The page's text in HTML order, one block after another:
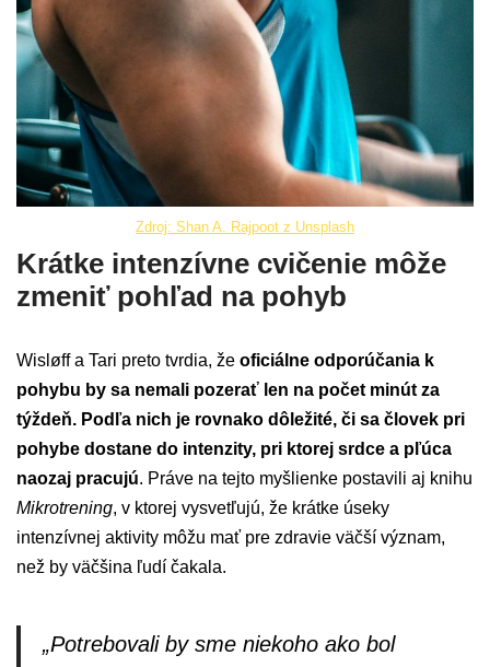
Zdroj: Shan A. Rajpoot z Unsplash
Krátke intenzívne cvičenie môže
zmeniť pohľad na pohyb
Wisløff a Tari preto tvrdia, že oficiálne odporúčania k
pohybu by sa nemali pozerať len na počet minút za
týždeň. Podľa nich je rovnako dôležité, či sa človek pri
pohybe dostane do intenzity, pri ktorej srdce a pľúca
naozaj pracujú. Práve na tejto myšlienke postavili aj knihu
Mikrotrening, v ktorej vysvetľujú, že krátke úseky
intenzívnej aktivity môžu mať pre zdravie väčší význam,
než by väčšina ľudí čakala.
„Potrebovali by sme niekoho ako bol